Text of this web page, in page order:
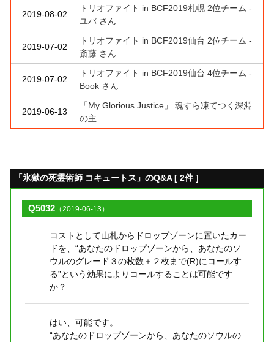
2019-08-02
トリオファイト in BCF2019札幌 2位チーム -
ユバ さん
2019-07-02
トリオファイト in BCF2019仙台 2位チーム -
斎藤 さん
2019-07-02
トリオファイト in BCF2019仙台 4位チーム -
Book さん
2019-06-13
「My Glorious Justice」 魂すら凍てつく深淵
の主
「氷獄の死霊術師 コキュートス」のQ&A [ 2件 ]
Q5032 （2019-06-13）
コストとして山札からドロップゾーンに置いたカー
ドを、“あなたのドロップゾーンから、あなたのソ
ウルのグレード３の枚数＋２枚まで(R)にコールす
る”という効果によりコールすることは可能です
か？
はい、可能です。
“あなたのドロップゾーンから、あなたのソウルの